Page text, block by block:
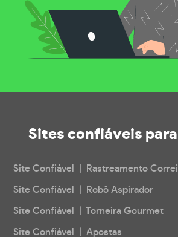
Sites confiáveis
Site Confiável | Rastreamento
Site Confiável | Robô Aspirador
Site Confiável | Torneira Gourmet
Site Confiável | Apostas